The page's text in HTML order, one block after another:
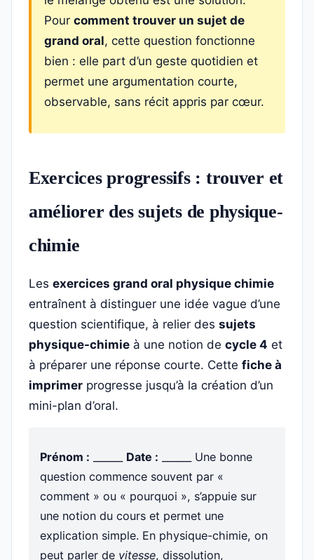
Pour comment trouver un sujet de
grand oral, cette question fonctionne
bien : elle part d’un geste quotidien et
permet une argumentation courte,
observable, sans récit appris par cœur.
Exercices progressifs : trouver et
améliorer des sujets de physique-
chimie
Les exercices grand oral physique chimie
entraînent à distinguer une idée vague d’une
question scientifique, à relier des sujets
physique-chimie à une notion de cycle 4 et
à préparer une réponse courte. Cette fiche à
imprimer progresse jusqu’à la création d’un
mini-plan d’oral.
Prénom : Date : ______ Une bonne
question commence souvent par «
comment » ou « pourquoi », s’appuie sur
une notion du cours et permet une
explication simple. En physique-chimie, on
peut parler de vitesse, dissolution,